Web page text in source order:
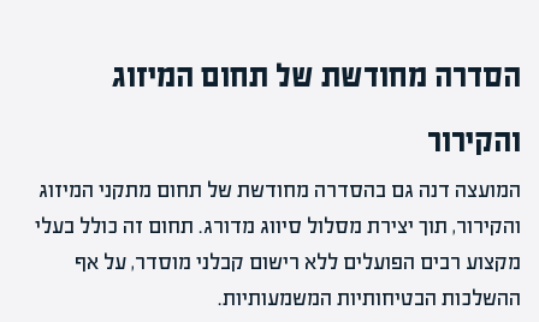
הסדרה מחודשת של תחום המיזוג
והקירור
המועצה דנה גם בהסדרה מחודשת של תחום מתקני המיזוג
והקירור, תוך יצירת מסלול סיווג מדורג. תחום זה כולל בעלי
מקצוע רבים הפועלים ללא רישום קבלני מוסדר, על אף
ההשלכות הבטיחותיות המשמעותיות.